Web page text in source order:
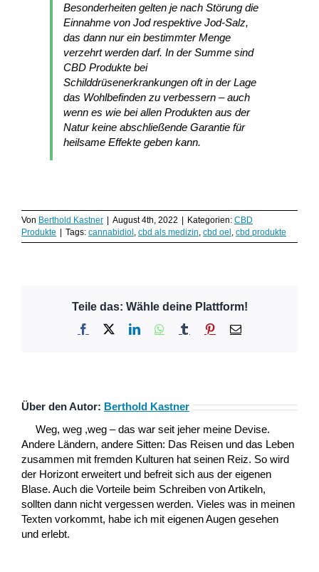
Besonderheiten gelten je nach Störung die
Einnahme von Jod respektive Jod-Salz,
das dann nur ein bestimmter Menge
verzehrt werden darf. In der Summe sind
CBD Produkte bei
Schilddrüsenerkrankungen oft in der Lage
das Wohlbefinden zu verbessern – auch
wenn es wie bei allen Produkten aus der
Natur keine abschließende Garantie für
heilsame Effekte geben kann.
Von Berthold Kastner August 4th, 2022 Kategorien: CBD
Produkte
Tags: cannabidiol , cbd als medizin, cbd oel , cbd produkte
Teile das: Wähle deine Plattform!
Facebook LinkedInWhatsApp
Tumblr Pinterest
E-
Über den Autor: Berthold Kastner
Weg, weg ,weg – das war seit jeher meine Devise.
Andere Ländern, andere Sitten: Das Reisen und das Leben
zusammen mit fremden Kulturen hat seinen Reiz. So wird
der Horizont erweitert und befreit sich aus der eigenen
Blase. Auch die Vorteile beim Schreiben von Artikeln,
sollten dann nicht vergessen werden. Vieles was in meinen
Texten vorkommt, habe ich mit eigenen Augen gesehen
und erlebt.